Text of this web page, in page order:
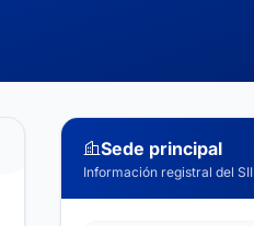
Sede principal
Información registral del SII